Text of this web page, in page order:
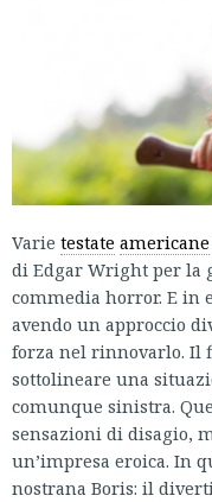
Varie testate americane
di Edgar Wright per la
commedia horror. E in
avendo un approccio
forza nel rinnovarlo. Il
sottolineare una
comunque sinistra.
sensazioni di disagio,
un’impresa eroica. In
nostrana Boris: il